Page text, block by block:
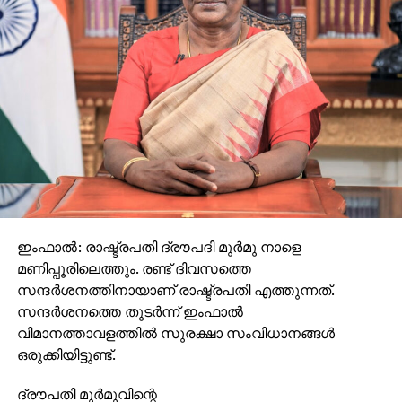
ഇംഫാൽ: രാഷ്ട്രപതി ദ്രൗപദി മുർമു നാളെ
മണിപ്പൂരിലെത്തും. രണ്ട് ദിവസത്തെ
സന്ദർശനത്തിനായാണ് രാഷ്ട്രപതി എത്തുന്നത്.
സന്ദർശനത്തെ തുടർന്ന് ഇംഫാൽ
വിമാനത്താവളത്തിൽ സുരക്ഷാ സംവിധാനങ്ങൾ
ഒരുക്കിയിട്ടുണ്ട്.
ദ്രൗപതി മുർമുവിന്റെ